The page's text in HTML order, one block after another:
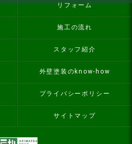
リフォーム
施工の流れ
スタッフ紹介
外壁塗装のknow-how
プライバシーポリシー
サイトマップ